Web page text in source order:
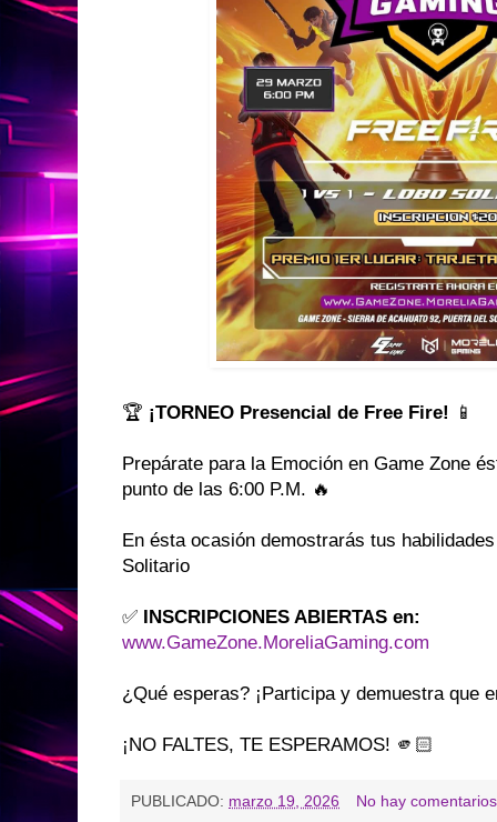
🏆 ¡TORNEO Presencial de Free Fire! 📱
Prepárate para la Emoción en Game Zone
punto de las 6:00 P.M. 🔥
En ésta ocasión demostrarás tus
Solitario
✅ INSCRIPCIONES ABIERTAS en:
www.GameZone.MoreliaGaming.com
¿Qué esperas? ¡Participa y demuestra que
¡NO FALTES, TE ESPERAMOS! 🫵🏻
PUBLICADO: marzo 19, 2026 No hay